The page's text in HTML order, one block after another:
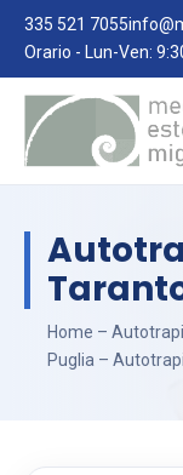
335 521 7055
Orario - Lun-Ven:
Home –
Puglia –